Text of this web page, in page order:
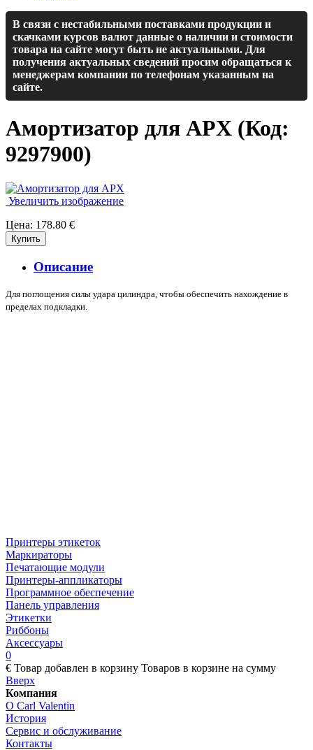
В связи с нестабильными поставками продукции и
скачками курсов валют данные о наличии и стоимости
товара на сайте могут быть не актуальными. Для
получения актуальных сведений просим обращаться к
менеджерам компании по телефонам указанным на
сайте.
Амортизатор для APX (Код:
9297900)
Увеличить изображение
Цена: 178.80 €
Описание
Для поглощения силы удара цилиндра, чтобы обеспечить нахождение в
пределах подкладки.
Принтеры этикеток
Маркираторы
Печатающие модули
Принтеры-аппликаторы
Программное обеспечение
Панель управления
Этикетки
Риббоны
Аксессуары
0
€ Товар добавлен в корзину Товаров в корзине на сумму
Вверх
Компания
О Carl Valentin
История
Сервис и обслуживание
Контакты